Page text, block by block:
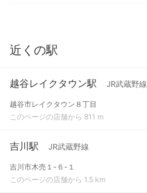
近くの駅
越谷レイクタウン駅 JR武蔵野線
越谷市レイクタウン８丁目
このページの店舗から 811 m
吉川駅 JR武蔵野線
吉川市木売１-６-１
このページの店舗から 1.5 km